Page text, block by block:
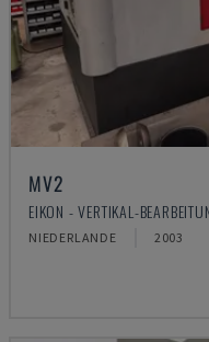
MV2
EIKON - VERTIKAL-
NIEDERLANDE 2003